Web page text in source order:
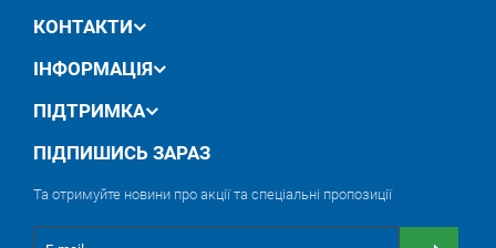
КОНТАКТИ
ІНФОРМАЦІЯ
ПІДТРИМКА
ПІДПИШИСЬ ЗАРАЗ
Та отримуйте новини про акції та спеціальні пропозиції